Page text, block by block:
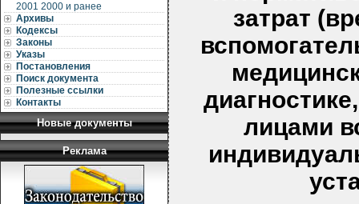
2001 2000 и ранее
Архивы
Кодексы
Законы
Указы
Постановления
Поиск документа
Полезные ссылки
Контакты
Новые документы
Реклама
затрат
лицами